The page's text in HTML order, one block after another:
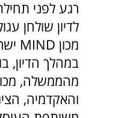
רגע לפני
לדיון שולחן
מכון MIND ישראל. 🌱
במהלך הדיון,
מהממשלה,
והאקדמיה,